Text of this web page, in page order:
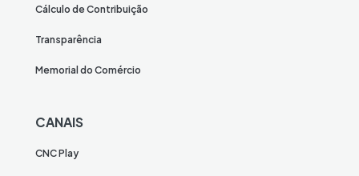
Cálculo de Contribuição
Transparência
Memorial do Comércio
CANAIS
CNC Play